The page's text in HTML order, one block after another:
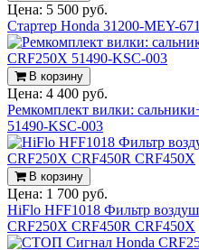
Цена: 5 500 руб.
Стартер Honda 31200-MEY-
В корзину
Цена: 4 400 руб.
Ремкомплект вилки:
51490-KSC-003
В корзину
Цена: 1 700 руб.
HiFlo HFF1018 Фильтр
CRF250X CRF450R CRF450X